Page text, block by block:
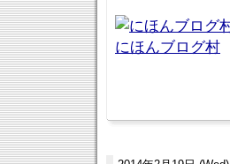
にほんブログ村